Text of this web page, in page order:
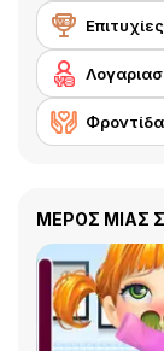
Φροντίδα
ΜΕΡΟΣ ΜΙΑΣ